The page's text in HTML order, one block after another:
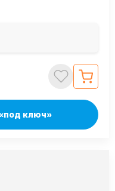
ключ»